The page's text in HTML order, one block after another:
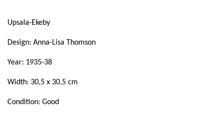
Upsala-Ekeby
Design: Anna-Lisa Thomson
Year: 1935-38
Width: 30,5 x 30,5 cm
Condition: Good